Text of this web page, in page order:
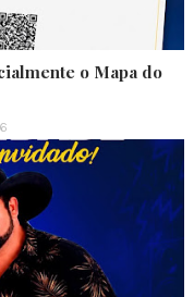
o Mapa do